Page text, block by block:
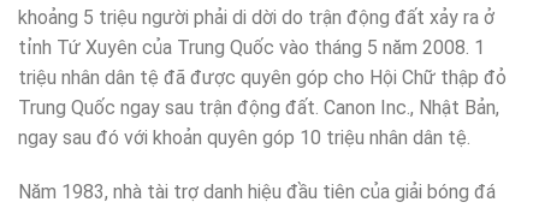
khoảng 5 triệu người phải di dời do trận động đất xảy ra ở
tỉnh Tứ Xuyên của Trung Quốc vào tháng 5 năm 2008. 1
triệu nhân dân tệ đã được quyên góp cho Hội Chữ thập đỏ
Trung Quốc ngay sau trận động đất. Canon Inc., Nhật Bản,
ngay sau đó với khoản quyên góp 10 triệu nhân dân tệ.
Năm 1983, nhà tài trợ danh hiệu đầu tiên của giải bóng đá